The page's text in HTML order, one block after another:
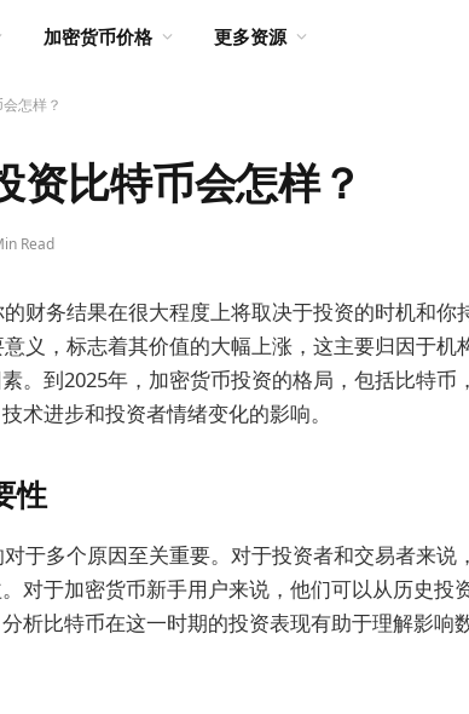
加密货币价格 更多资源
怎样？
资比特币会怎样？
Read
财务结果在很大程度上将取决于投资的时机和你
义，标志着其价值的大幅上涨，这主要归因于机
。到2025年，加密货币投资的格局，包括比特币
术进步和投资者情绪变化的影响。
性
于多个原因至关重要。对于投资者和交易者来说
对于加密货币新手用户来说，他们可以从历史投
析比特币在这一时期的投资表现有助于理解影响